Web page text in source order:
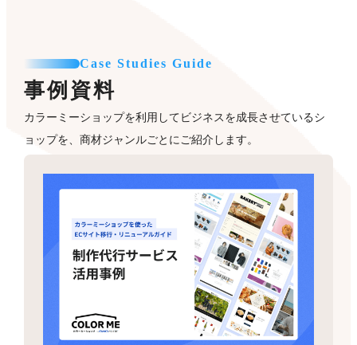
Case Studies Guide
事例資料
カラーミーショップを利用してビジネスを成長させているシ
ョップを、商材ジャンルごとにご紹介します。